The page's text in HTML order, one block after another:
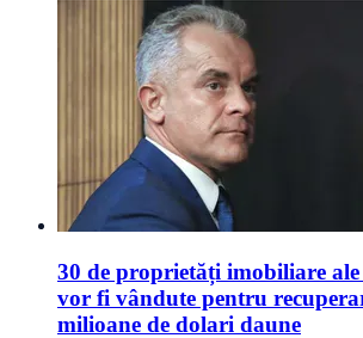
30 de proprietăți imobiliare
vor fi vândute pentru
milioane de dolari daune